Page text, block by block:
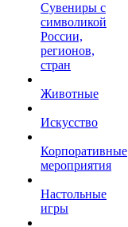
Сувениры с
символикой
России,
регионов,
стран
Животные
Искусство
Корпоративные
мероприятия
Настольные
игры